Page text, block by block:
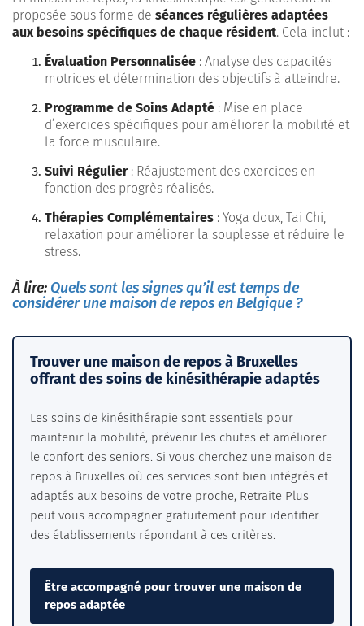
proposée sous forme de séances régulières adaptées
aux besoins spécifiques de chaque résident. Cela inclut :
Évaluation Personnalisée : Analyse des capacités
motrices et détermination des objectifs à atteindre.
Programme de Soins Adapté : Mise en place
d’exercices spécifiques pour améliorer la mobilité et
la force musculaire.
Suivi Régulier: Réajustement des exercices en
fonction des progrès réalisés.
Thérapies Complémentaires : Yoga doux, Tai Chi,
relaxation pour améliorer la souplesse et réduire le
stress.
À lire: Quels sont les signes qu’il est temps de
considérer une maison de repos en Belgique ?
Trouver une maison de repos à Bruxelles
offrant des soins de kinésithérapie adaptés
Les soins de kinésithérapie sont essentiels pour
maintenir la mobilité, prévenir les chutes et améliorer
le confort des seniors. Si vous cherchez une maison de
repos à Bruxelles où ces services sont bien intégrés et
adaptés aux besoins de votre proche, Retraite Plus
peut vous accompagner gratuitement pour identifier
des établissements répondant à ces critères.
Être accompagné pour trouver une maison de
repos adaptée